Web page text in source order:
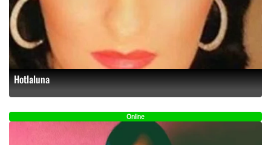
Hotlaluna
Online